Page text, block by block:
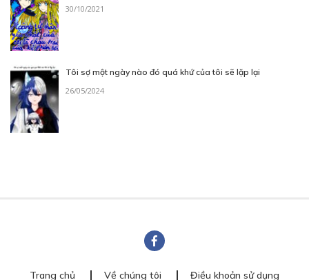
30/10/2021
Tôi sợ một ngày nào đó quá khứ của tôi sẽ lặp lại
26/05/2024
Trang chủ Về chúng tôi Điều khoản sử dụng